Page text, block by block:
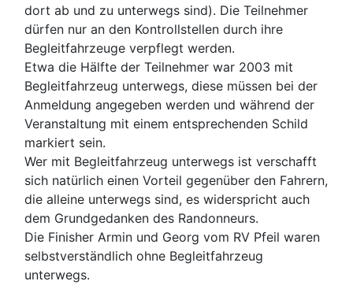
dort ab und zu unterwegs sind). Die Teilnehmer
dürfen nur an den Kontrollstellen durch ihre
Begleitfahrzeuge verpflegt werden.
Etwa die Hälfte der Teilnehmer war 2003 mit
Begleitfahrzeug unterwegs, diese müssen bei der
Anmeldung angegeben werden und während der
Veranstaltung mit einem entsprechenden Schild
markiert sein.
Wer mit Begleitfahrzeug unterwegs ist verschafft
sich natürlich einen Vorteil gegenüber den Fahrern,
die alleine unterwegs sind, es widerspricht auch
dem Grundgedanken des Randonneurs.
Die Finisher Armin und Georg vom RV Pfeil waren
selbstverständlich ohne Begleitfahrzeug
unterwegs.